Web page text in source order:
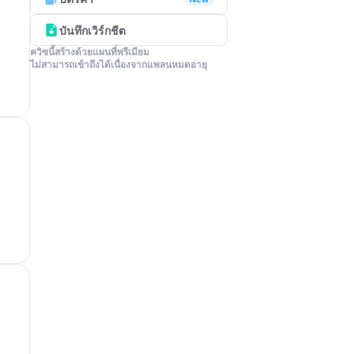
บันทึกเวิร์กชีต
ควิซนี้สร้างด้วยแผนที่พรีเมียม
ไม่สามารถเข้าถึงได้เนื่องจากแพลนหมดอายุ